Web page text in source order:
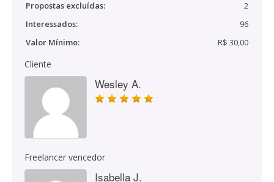
Propostas excluídas:
2
Interessados:
96
Valor Mínimo:
R$ 30,00
Cliente
Wesley A.
Freelancer vencedor
Isabella J.